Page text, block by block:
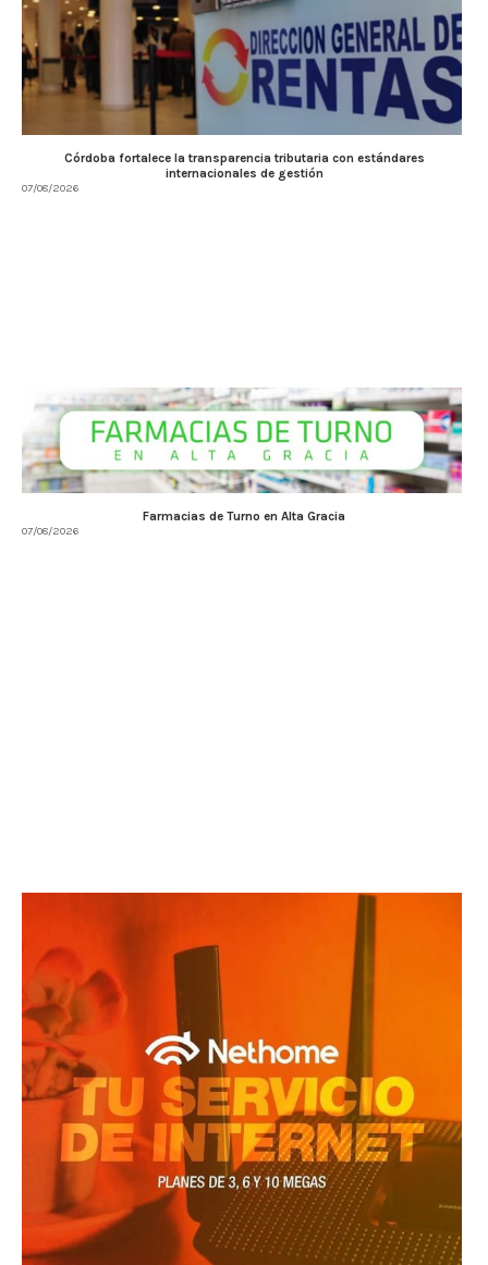
Córdoba fortalece la transparencia tributaria con estándares
internacionales de gestión
07/08/2026
Farmacias de Turno en Alta Gracia
07/08/2026